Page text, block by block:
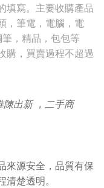
填寫。主要收購產品
，筆電，電腦，電
，精品，包包等
購，買賣過程不超過
陳出新 ，二手商
來源安全，品質有保
楚透明。